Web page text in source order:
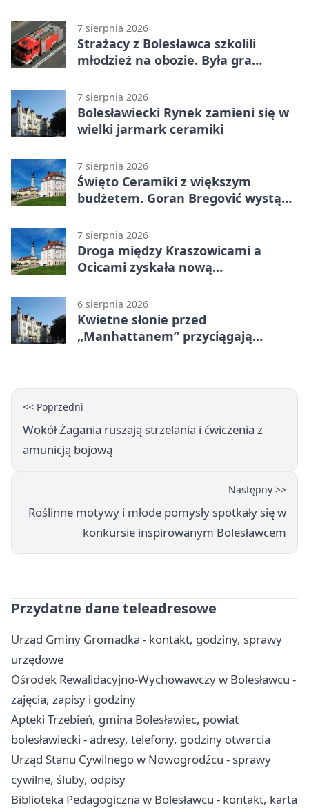
godziny otwarcia
7 sierpnia 2026
Strażacy z Bolesławca szkolili
młodzież na obozie. Była gra
7 sierpnia 2026
Bolesławiecki Rynek zamieni się w
wielki jarmark ceramiki
7 sierpnia 2026
Święto Ceramiki z większym
budżetem. Goran Bregović wystąpi
7 sierpnia 2026
Droga między Kraszowicami a
Ocicami zyskała nową
6 sierpnia 2026
Kwietne słonie przed
„Manhattanem” przyciągają
<< Poprzedni
Wokół Żagania ruszają strzelania i ćwiczenia z
amunicją bojową
Następny >>
Roślinne motywy i młode pomysły spotkały się w
konkursie inspirowanym Bolesławcem
Przydatne dane teleadresowe
Urząd Gminy Gromadka - kontakt, godziny, sprawy
urzędowe
Ośrodek Rewalidacyjno-Wychowawczy w Bolesławcu -
zajęcia, zapisy i godziny
Apteki Trzebień, gmina Bolesławiec, powiat
bolesławiecki - adresy, telefony, godziny otwarcia
Urząd Stanu Cywilnego w Nowogrodźcu - sprawy
cywilne, śluby, odpisy
Biblioteka Pedagogiczna w Bolesławcu - kontakt, karta